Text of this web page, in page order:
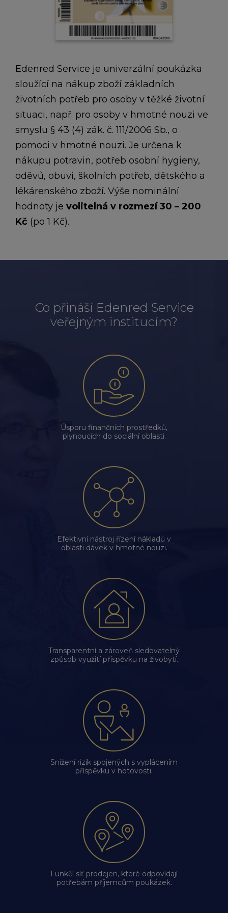
Edenred Service je univerzální poukázka
sloužící na nákup zboží základních
životních potřeb pro osoby v těžké životní
situaci, např. pro osoby v hmotné nouzi ve
smyslu § 43 (4) zák. č. 111/2006 Sb., o
pomoci v hmotné nouzi. Je určena k
nákupu potravin, potřeb osobní hygieny,
oděvů, obuvi, školních potřeb, dětského a
lékárenského zboží. Výše nominální
hodnoty je volitelná v rozmezí 30 – 200
Kč (po 1 Kč).
Co přináší Edenred Service
veřejným institucím?
Úsporu finančních prostředků,
plynoucích do sociální oblasti.
Efektivní nástroj řízení nákladů v
oblasti dávek v hmotné nouzi.
Transparentní a zároveň sledovatelný
způsob využití příspěvku na živobytí.
Snížení rizik spojených s vyplácením
příspěvku v hotovosti.
Funkčí síť prodejen, které odpovídají
potřebám příjemcům poukázek.